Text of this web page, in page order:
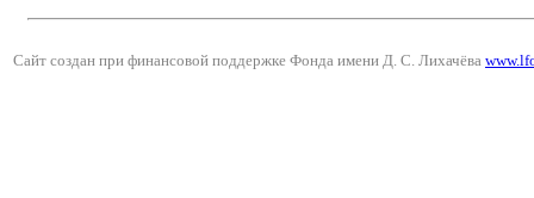
Сайт создан при финансовой поддержке Фонда имени Д. С. Лихачёва